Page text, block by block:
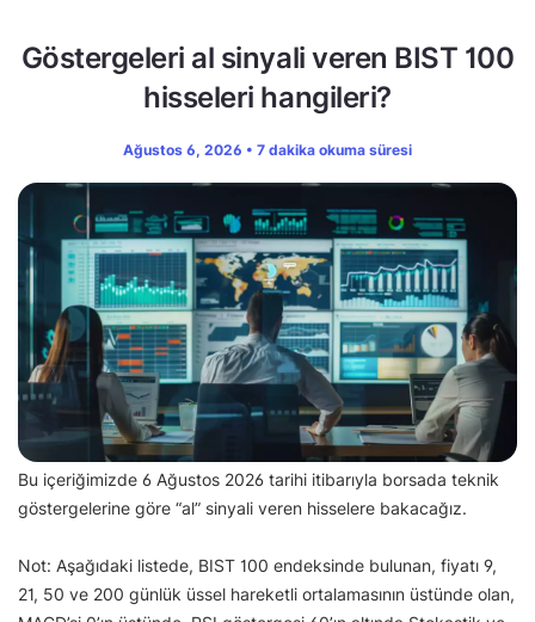
Göstergeleri al sinyali veren BIST 100
hisseleri hangileri?
Ağustos 6, 2026 • 7 dakika okuma süresi
Bu içeriğimizde 6 Ağustos 2026 tarihi itibarıyla borsada teknik
göstergelerine göre “al” sinyali veren hisselere bakacağız.
Not: Aşağıdaki listede, BIST 100 endeksinde bulunan, fiyatı 9,
21, 50 ve 200 günlük üssel hareketli ortalamasının üstünde olan,